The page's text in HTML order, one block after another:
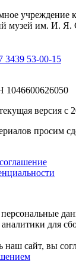
учреждение
музей им. И. Я.
3439 53-00-15
версия с
просим
для
наш сайт, вы